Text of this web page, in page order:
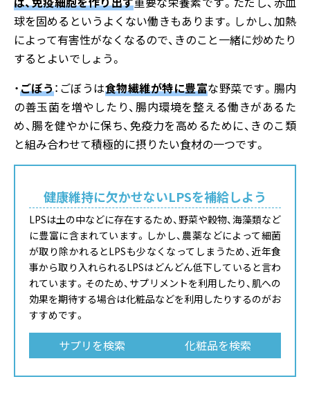
球を固めるというよくない働きもあります。しかし、加熱
によって有害性がなくなるので、きのこと一緒に炒めたり
するとよいでしょう。
・ごぼう：ごぼうは食物繊維が特に豊富な野菜です。腸内
の善玉菌を増やしたり、腸内環境を整える働きがあるた
め、腸を健やかに保ち、免疫力を高めるために、きのこ類
と組み合わせて積極的に摂りたい食材の一つです。
健康維持に欠かせないLPSを補給しよう
LPSは土の中などに存在するため、野菜や穀物、海藻類など
に豊富に含まれています。しかし、農薬などによって細菌
が取り除かれるとLPSも少なくなってしまうため、近年食
事から取り入れられるLPSはどんどん低下していると言わ
れています。そのため、サプリメントを利用したり、肌への
効果を期待する場合は化粧品などを利用したりするのがお
すすめです。
サプリを検索 化粧品を検索